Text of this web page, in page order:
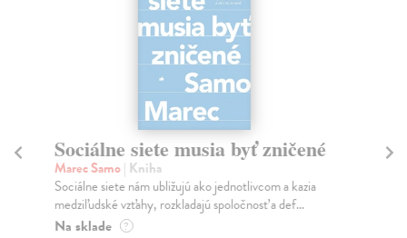
Sociálne siete musia byť zničené
Marec Samo| Kniha
Sociálne siete nám ubližujú ako jednotlivcom a kazia
medziľudské vzťahy, rozkladajú spoločnosť a def...
Na sklade ?